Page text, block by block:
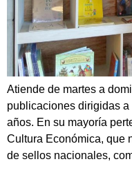
Atiende de martes a
publicaciones dirigidas
años. En su mayoría
Cultura Económica, que
de sellos nacionales,